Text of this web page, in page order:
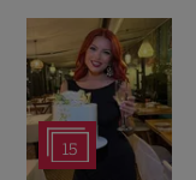
15